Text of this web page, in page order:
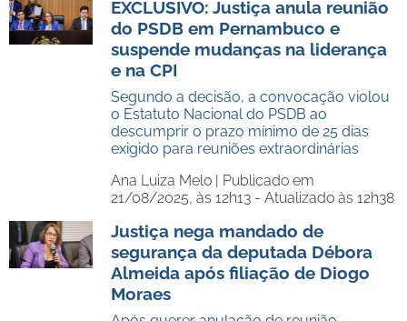
EXCLUSIVO: Justiça anula reunião
do PSDB em Pernambuco e
suspende mudanças na liderança
e na CPI
Segundo a decisão, a convocação violou
o Estatuto Nacional do PSDB ao
descumprir o prazo mínimo de 25 dias
exigido para reuniões extraordinárias
Ana Luiza Melo | Publicado em
21/08/2025, às 12h13 - Atualizado às 12h38
Justiça nega mandado de
segurança da deputada Débora
Almeida após filiação de Diogo
Moraes